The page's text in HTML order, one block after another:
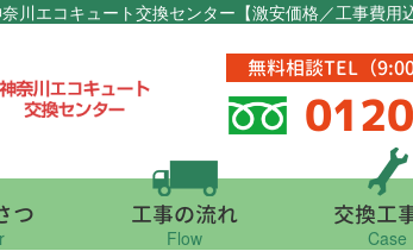
川エコキュート交換センター【激安価格／工事費用
無料相談TEL（
つ 工事の流れ
Flow
交換工
Case